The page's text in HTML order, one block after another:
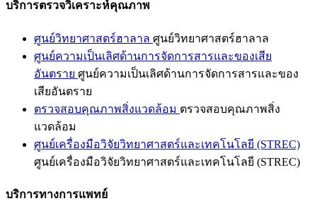
บริการตรวจวิเคราะห์คุณภาพ
ศูนย์วิทยาศาสตร์ฮาลาล ศูนย์วิทยาศาสตร์ฮาลาล
ศูนย์ความเป็นเลิศด้านการจัดการสารและของเสีย
อันตราย ศูนย์ความเป็นเลิศด้านการจัดการสารและของ
เสียอันตราย
ตรวจสอบคุณภาพสิ่งแวดล้อม ตรวจสอบคุณภาพสิ่ง
แวดล้อม
ศูนย์เครื่องมือวิจัยวิทยาศาสตร์และเทคโนโลยี (STREC)
ศูนย์เครื่องมือวิจัยวิทยาศาสตร์และเทคโนโลยี (STREC)
บริการทางการแพทย์